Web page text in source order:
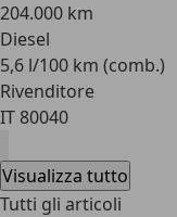
204.000 km
Diesel
5,6 l/100 km (comb.)
Rivenditore
IT 80040
Visualizza tutto
Tutti gli articoli